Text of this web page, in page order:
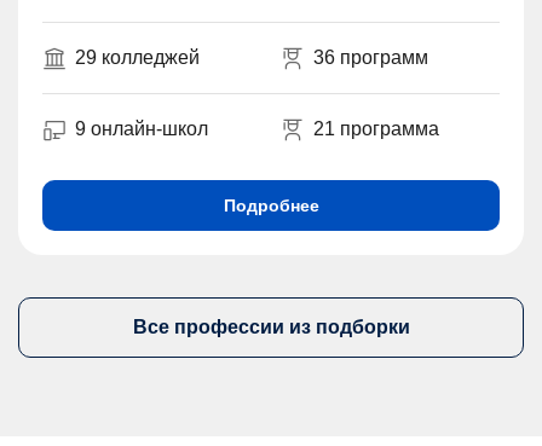
29 колледжей 36 программ
9 онлайн-школ 21 программа
Подробнее
Все профессии из подборки